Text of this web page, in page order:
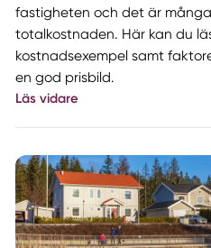
fastigheten och det är
totalkostnaden. Här kan du
kostnadsexempel samt
en god prisbild.
Läs vidare